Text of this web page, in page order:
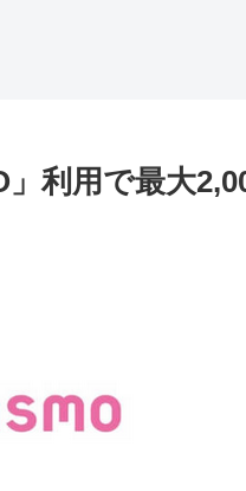
」利用で最大